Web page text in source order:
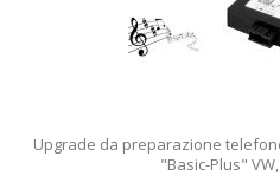
Upgrade da preparazione
"Basic-Plus"